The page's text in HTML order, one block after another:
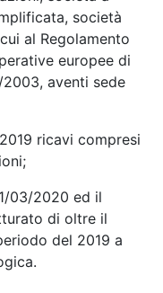
società
al Regolamento
europee di
aventi sede
ricavi compresi
03/2020 ed il
di oltre il
del 2019 a